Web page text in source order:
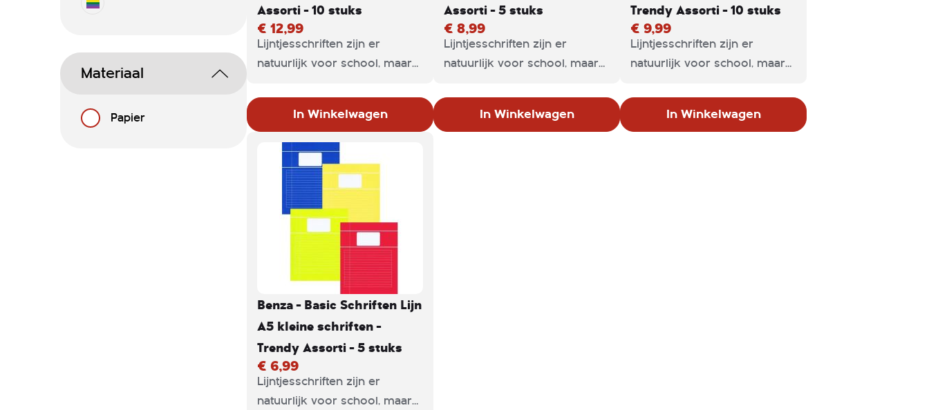
Assorti - 10 stuks
€ 12,99
Lijntjesschriften zijn er
natuurlijk voor school, maar
bedoeld als ondersteuning bij
het onderwijs, maar vaak
vinden kinderen het ook leuk
om thuis een schrift voor
zichzelf te hebben. Met deze
lijntjesschriften van Benza is
je kind overal op voorbereid.
De schriften zijn gebundeld in
een pakket van vijf.
In Winkelwagen
Assorti - 5 stuks
€ 8,99
Lijntjesschriften zijn er
natuurlijk voor school, maar
bedoeld als ondersteuning bij
het onderwijs, maar vaak
In Winkelwagen
Trendy Assorti - 10 stuks
€ 9,99
Lijntjesschriften zijn er
natuurlijk voor school, maar
bedoeld als ondersteuning bij
het onderwijs, maar vaak
In Winkelwagen
Benza - Basic Schriften Lijn
A5 kleine schriften -
Trendy Assorti - 5 stuks
€ 6,99
Lijntjesschriften zijn er
natuurlijk voor school, maar
Materiaal
Papier